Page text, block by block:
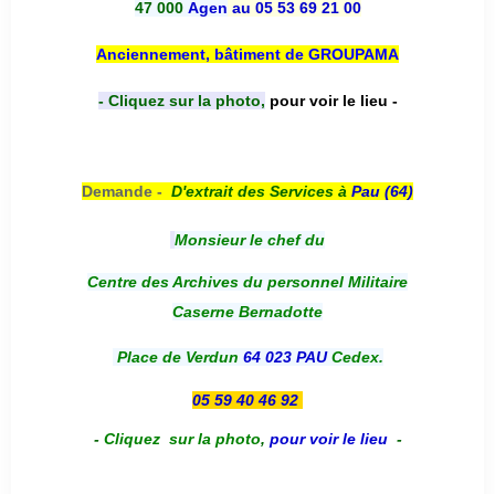
47 000 Agen au 05 53 69 21 00
Anciennement, bâtiment de GROUPAMA
- Cliquez sur la photo, pour voir le lieu -
Demande - D'extrait des Services à Pau (64)
Monsieur le chef du
Centre des Archives du personnel Militaire
Caserne Bernadotte
Place de Verdun 64 023 PAUCedex.
05 59 40 46 92
- Cliquez sur la photo, pour voir le lieu -